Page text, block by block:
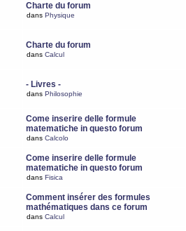
Charte du forum
dans Physique
Charte du forum
dans Calcul
- Livres -
dans Philosophie
Come inserire delle formule
matematiche in questo forum
dans Calcolo
Come inserire delle formule
matematiche in questo forum
dans Fisica
Comment insérer des formules
mathématiques dans ce forum
dans Calcul